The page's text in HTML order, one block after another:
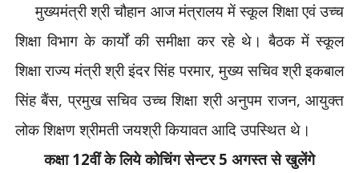
मुख्यमंत्री श्री चौहान आज मंत्रालय में स्कूल शिक्षा एवं उच्च
शिक्षा विभाग के कार्यों की समीक्षा कर रहे थे। बैठक में स्कूल
शिक्षा राज्य मंत्री श्री इंदर सिंह परमार,मुख्य सचिव श्री इकबाल
सिंह बैंस,प्रमुख सचिव उच्च शिक्षा श्री अनुपम राजन,आयुक्त
लोक शिक्षण श्रीमती जयश्री कियावत आदि उपस्थित थे।
कक्षा12वीं के लिये कोचिंग सेन्टर5 अगस्त से खुलेंगे